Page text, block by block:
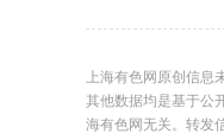
上海有色网原创信
其他数据均是基于公
海有色网无关。转发